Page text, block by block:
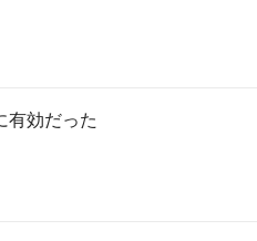
有効だった